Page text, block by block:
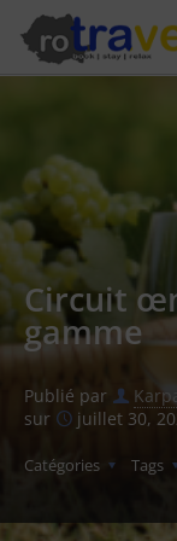
Circuit
gamme
Publié par
sur
juillet 30,
Catégories Tags